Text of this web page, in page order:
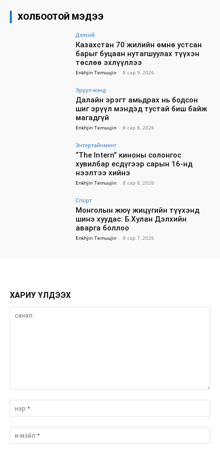
ХОЛБООТОЙ МЭДЭЭ
Дэлхий
Казахстан 70 жилийн өмнө устсан
барыг буцаан нутагшуулах түүхэн
төслөө эхлүүллээ
Enkhjin Temuujin - 8 сар 9, 2026
Эрүүл мэнд
Далайн эрэгт амьдрах нь бодсон
шиг эрүүл мэндэд тустай биш байж
магадгүй
Enkhjin Temuujin - 8 сар 8, 2026
Энтертайнмент
“The Intern” киноны солонгос
хувилбар есдүгээр сарын 16-нд
нээлтээ хийнэ
Enkhjin Temuujin - 8 сар 8, 2026
Спорт
Монголын жюү жицүгийн түүхэнд
шинэ хуудас: Б.Хулан Дэлхийн
аварга боллоо
Enkhjin Temuujin - 8 сар 7, 2026
ХАРИУ ҮЛДЭЭХ